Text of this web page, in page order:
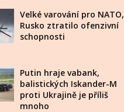
Velké varování pro NATO,
Rusko ztratilo ofenzivní
schopnosti
Putin hraje vabank,
balistických Iskander-M
proti Ukrajině je příliš
mnoho